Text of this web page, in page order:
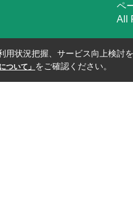
ペ
All
用状況把握、サービス向上検討
ついて」 をご確認ください。